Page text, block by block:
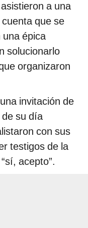
a una
que se
épica
solucionarlo
organizaron
invitación de
su día
con sus
testigos de la
acepto”.